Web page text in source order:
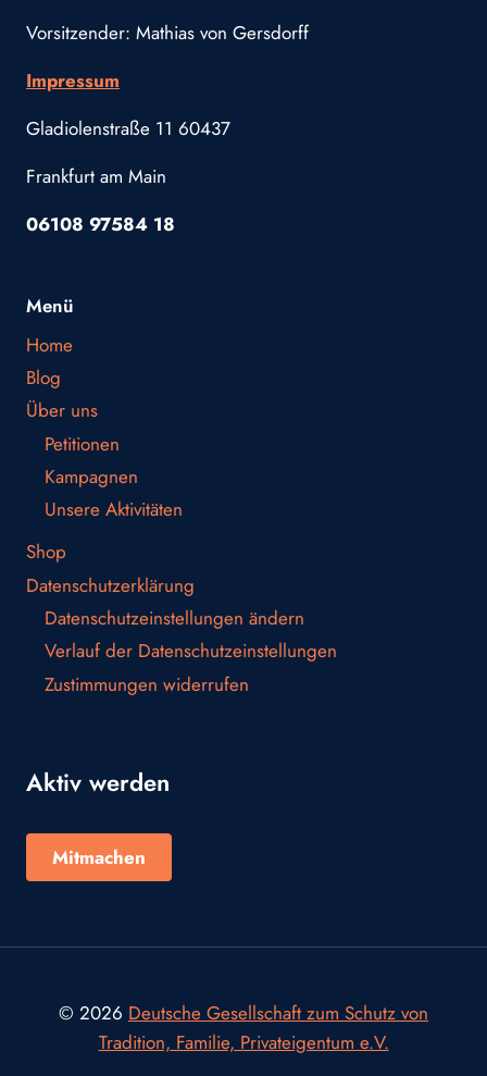
Vorsitzender: Mathias von Gersdorff
Impressum
Gladiolenstraße 11 60437
Frankfurt am Main
06108 97584 18
Menü
Home
Blog
Über uns
Petitionen
Kampagnen
Unsere Aktivitäten
Shop
Datenschutzerklärung
Datenschutzeinstellungen ändern
Verlauf der Datenschutzeinstellungen
Zustimmungen widerrufen
Aktiv werden
Mitmachen
© 2026 Deutsche Gesellschaft zum Schutz von
Tradition, Familie, Privateigentum e.V.